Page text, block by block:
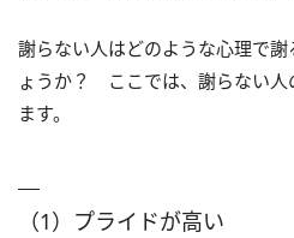
謝らない人はどのような心理で
ょうか？ ここでは、謝らない人
ます。
（1）プライドが高い